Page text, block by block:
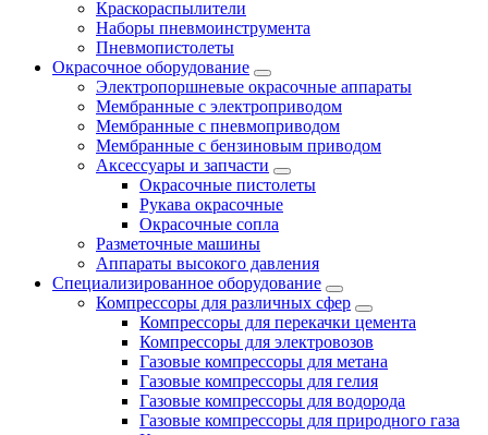
Краскораспылители
Наборы пневмоинструмента
Пневмопистолеты
Окрасочное оборудование
Электропоршневые окрасочные аппараты
Мембранные с электроприводом
Мембранные с пневмоприводом
Мембранные с бензиновым приводом
Аксессуары и запчасти
Окрасочные пистолеты
Рукава окрасочные
Окрасочные сопла
Разметочные машины
Аппараты высокого давления
Специализированное оборудование
Компрессоры для различных сфер
Компрессоры для перекачки цемента
Компрессоры для электровозов
Газовые компрессоры для метана
Газовые компрессоры для гелия
Газовые компрессоры для водорода
Газовые компрессоры для природного газа